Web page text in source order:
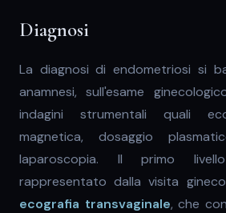
Diagnosi
La diagnosi di endometriosi si
anamnesi, sull'esame
indagini strumentali quali
magnetica, dosaggio
laparoscopia. Il primo
rappresentato dalla visita
ecografia transvaginale, che